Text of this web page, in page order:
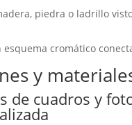
piedra o ladrillo
esquema cromático
y
de cuadros y